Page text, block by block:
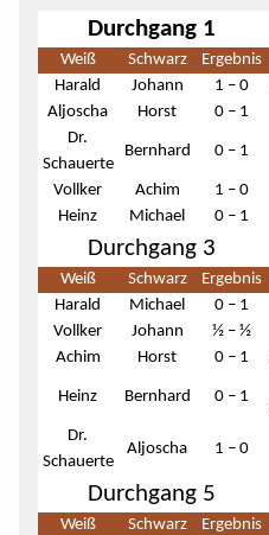
Durchgang 1
Weiß Schwarz Ergebnis
Harald
Johann 1 – 0
Aljoscha
Horst 0 – 1
Dr.
Schauerte
Bernhard 0 – 1
Vollker Achim 1 – 0
Heinz
Michael 0 – 1
Durchgang 3
Weiß Schwarz Ergebnis
Harald
Michael 0 – 1
Vollker
Johann ½ – ½
Achim
Horst 0 – 1
Heinz Bernhard 0 – 1
Dr.
Schauerte
Aljoscha 1 – 0
Durchgang 5
Weiß Schwarz Ergebnis